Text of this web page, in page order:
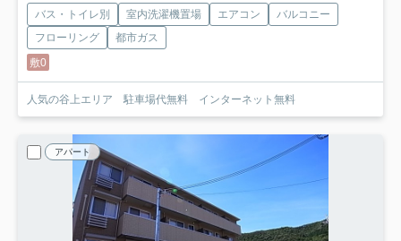
バス・トイレ別 室内洗濯機置場 エアコン
バルコニー
フローリング
都市ガス
敷0
人気の谷上エリア 駐車場代無料 インターネット無料
アパート